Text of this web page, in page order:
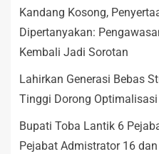
Kandang Kosong,
Dipertanyakan:
Kembali Jadi Sorotan
Lahirkan Generasi Bebas
Tinggi Dorong Optimalisasi
Bupati Toba Lantik 6
Pejabat Admistrator 16